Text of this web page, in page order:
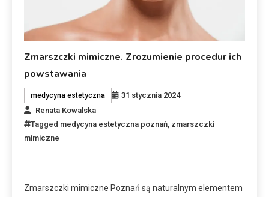
Zmarszczki mimiczne. Zrozumienie procedur ich
powstawania
medycyna estetyczna
31 stycznia 2024
Renata Kowalska
Tagged medycyna estetyczna poznań zmarszczki
mimiczne
Zmarszczki mimiczne Poznań są naturalnym elementem